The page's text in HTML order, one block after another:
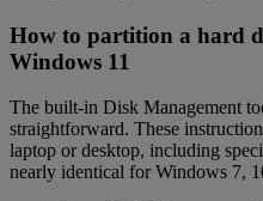
How to partition a hard
Windows 11
The built-in Disk Management
straightforward. These
laptop or desktop, including
nearly identical for Windows 7,